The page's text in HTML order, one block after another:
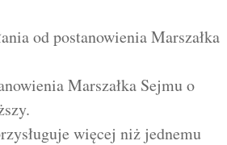
od postanowienia Marszałka
Marszałka Sejmu o
więcej niż jednemu